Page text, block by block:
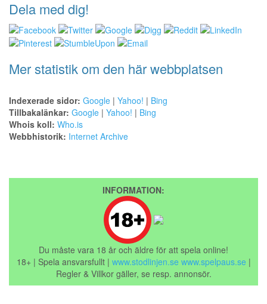
Dela med dig!
Mer statistik om den här webbplatsen
Indexerade sidor: Google | Yahoo! | Bing
Tillbakalänkar: Google | Yahoo! | Bing
Whois koll: Who.is
Webbhistorik: Internet Archive
INFORMATION:
Du måste vara 18 år och äldre för att spela online!
18+ | Spela ansvarsfullt | www.stodlinjen.se www.spelpaus.se |
Regler & Villkor gäller, se resp. annonsör.